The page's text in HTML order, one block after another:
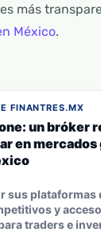
más
México.
FINANTRES.MX
un bróker
en
sus plataformas
y
traders e